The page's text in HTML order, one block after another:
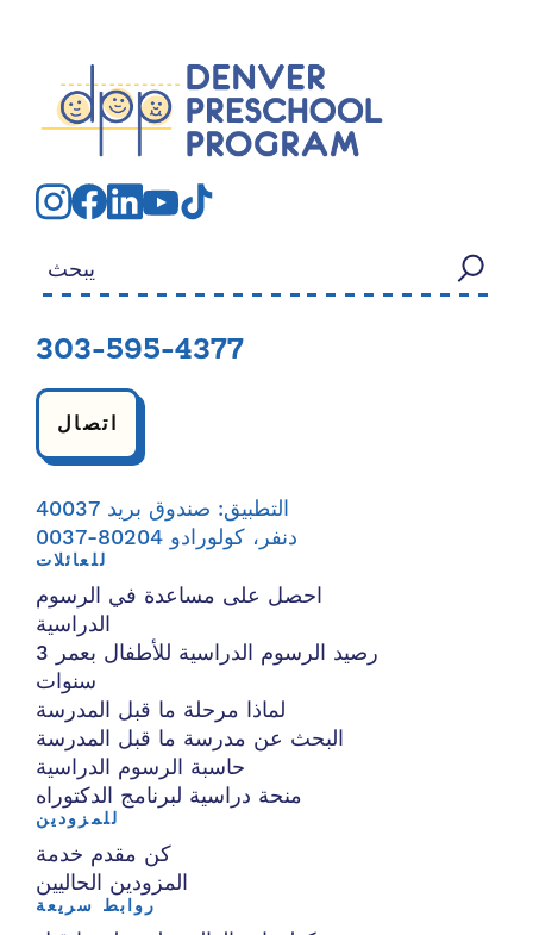
303-595-4377
اتصال
التطبيق: صندوق بريد 40037
دنفر، كولورادو 80204-0037
للعائلات
احصل على مساعدة في الرسوم
الدراسية
رصيد الرسوم الدراسية للأطفال بعمر 3
سنوات
لماذا مرحلة ما قبل المدرسة
البحث عن مدرسة ما قبل المدرسة
حاسبة الرسوم الدراسية
منحة دراسية لبرنامج الدكتوراه
للمزودين
كن مقدم خدمة
المزودين الحاليين
روابط سريعة